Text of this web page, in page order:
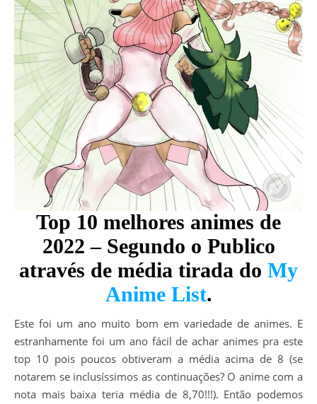
Top 10 melhores animes de
2022 – Segundo o Publico
através de média tirada do My
Anime List.
Este foi um ano muito bom em variedade de animes. E
estranhamente foi um ano fácil de achar animes pra este
top 10 pois poucos obtiveram a média acima de 8 (se
notarem se inclusíssimos as continuações? O anime com a
nota mais baixa teria média de 8,70!!!). Então podemos